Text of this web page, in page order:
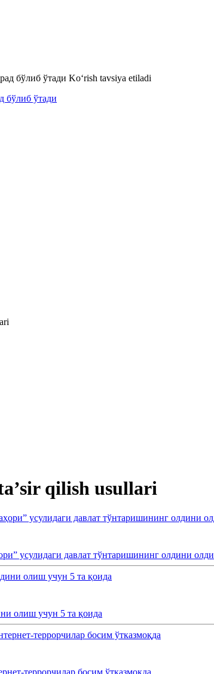
Ko‘rish tavsiya etiladi
бўлиб ўтади
qilish usullari
усулидаги давлат тўнтаришининг олдини олди
олиш учун 5 та қоида
террорчилар босим ўтказмоқда